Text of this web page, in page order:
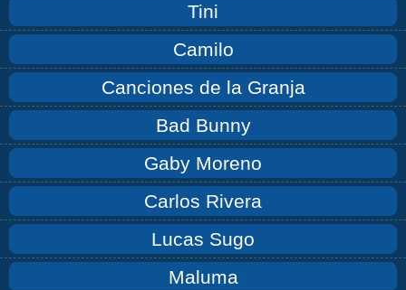
Tini
Camilo
Canciones de la Granja
Bad Bunny
Gaby Moreno
Carlos Rivera
Lucas Sugo
Maluma